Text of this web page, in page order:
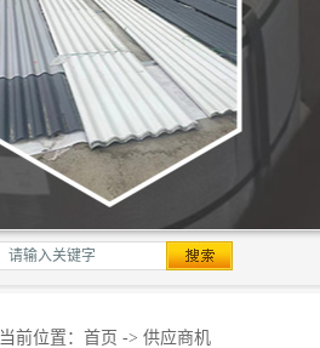
当前位置： 首页 -> 供应商机